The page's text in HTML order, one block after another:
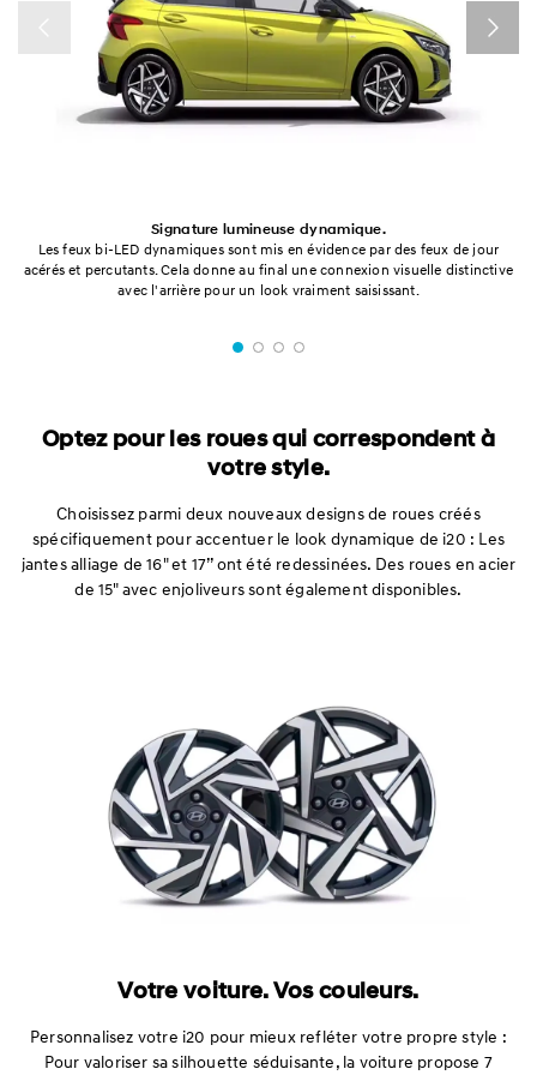
Signature lumineuse dynamique.
Les feux bi-LED dynamiques sont mis en évidence par des feux de jour
acérés et percutants. Cela donne au final une connexion visuelle distinctive
avec l'arrière pour un look vraiment saisissant.
Optez pour les roues qui correspondent à
votre style.
Choisissez parmi deux nouveaux designs de roues créés
spécifiquement pour accentuer le look dynamique de i20 : Les
jantes alliage de 16" et 17’’ ont été redessinées. Des roues en acier
de 15" avec enjoliveurs sont également disponibles.
Votre voiture. Vos couleurs.
Personnalisez votre i20 pour mieux refléter votre propre style :
Pour valoriser sa silhouette séduisante, la voiture propose 7